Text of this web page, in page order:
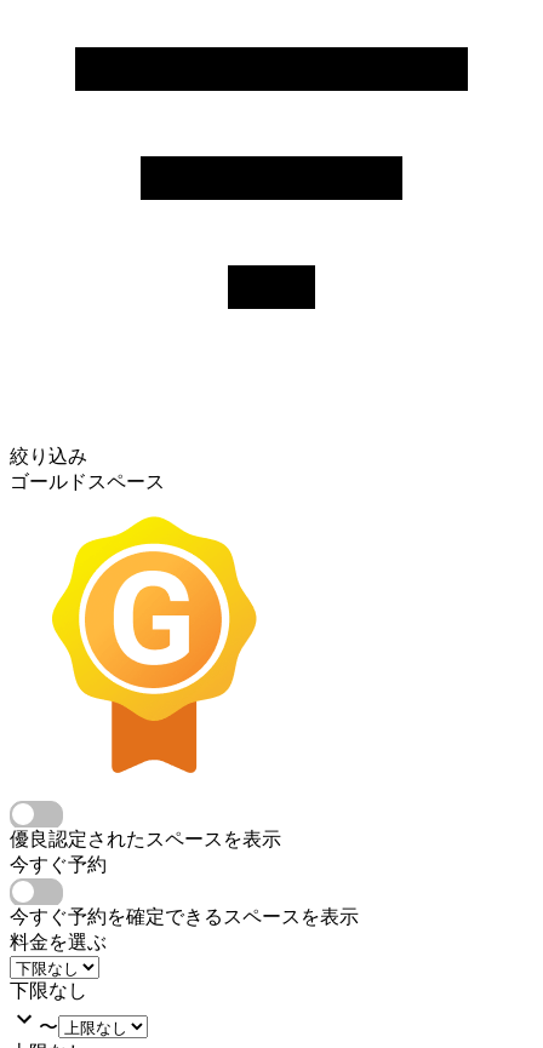
絞り込み
ゴールドスペース
優良認定されたスペースを表示
今すぐ予約
今すぐ予約を確定できるスペースを表示
料金を選ぶ
下限なし
〜